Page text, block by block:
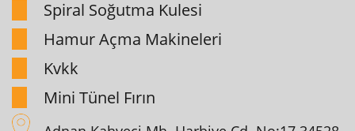
Spiral Soğutma Kulesi
Hamur Açma Makineleri
Kvkk
Mini Tünel Fırın